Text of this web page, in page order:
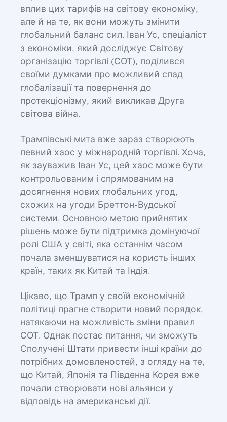
вплив цих тарифів на світову економіку,
але й на те, як вони можуть змінити
глобальний баланс сил. Іван Ус, спеціаліст
з економіки, який досліджує Світову
організацію торгівлі (СОТ), поділився
своїми думками про можливий спад
глобалізації та повернення до
протекціонізму, який викликав Друга
світова війна.
Трампівські мита вже зараз створюють
певний хаос у міжнародній торгівлі. Хоча,
як зауважив Іван Ус, цей хаос може бути
контрольованим і спрямованим на
досягнення нових глобальних угод,
схожих на угоди Бреттон-Вудської
системи. Основною метою прийнятих
рішень може бути підтримка домінуючої
ролі США у світі, яка останнім часом
почала зменшуватися на користь інших
країн, таких як Китай та Індія.
Цікаво, що Трамп у своїй економічній
політиці прагне створити новий порядок,
натякаючи на можливість зміни правил
СОТ. Однак постає питання, чи зможуть
Сполучені Штати привести інші країни до
потрібних домовленостей, з огляду на те,
що Китай, Японія та Південна Корея вже
почали створювати нові альянси у
відповідь на американські дії.